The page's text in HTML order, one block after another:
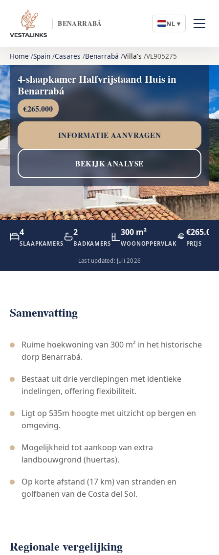
BENARRABÁ NL ▾
Home Spain Casares Benarrabá Villa's VL905275
4-slaapkamer Halfvrijstaand Huis in
Benarrabá
€265.000
INFORMATIE AANVRAGEN
BEKIJK ANALYSE
4
SLAAPKAMERS
2
BADKAMERS
300 m²
WOONOPPERVLAK
€265.000
PRIJS
Last updated: Juli 2026
Samenvatting
Ruime hoekwoning van 300 m² in het historische
dorp Benarrabá.
Bestaat uit drie verdiepingen met identieke
indelingen, offering flexibiliteit.
Ligt op 535m hoogte met uitzicht op bergen en
omgeving.
Mogelijkheid tot aankoop van extra
landbouwgrond (huertas).
Op korte afstand (17 km) van stranden en
golfbanen van de Costa del Sol.
Regionale vergelijking